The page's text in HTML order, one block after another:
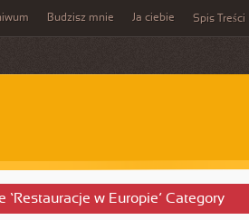
Budzisz mnie Ja ciebie Spis Treści
‘Restauracje w Europie’ Category